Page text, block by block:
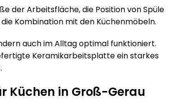
der Arbeitsfläche, die Position von Spüle
Kombination mit den Küchenmöbeln.
auch im Alltag optimal funktioniert.
Keramikarbeitsplatte ein starkes
Küchen in Groß-Gerau